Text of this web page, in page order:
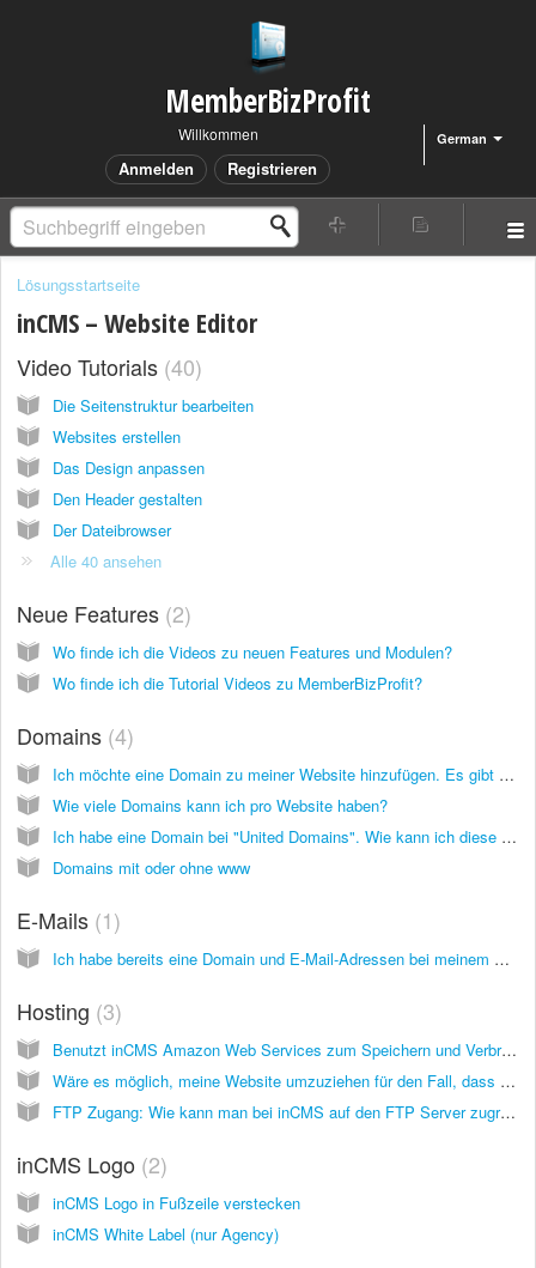
MemberBizProfit
German
Willkommen
Anmelden Registrieren
Lösungsstartseite
inCMS – Website Editor
Video Tutorials 40
Die Seitenstruktur bearbeiten
Websites erstellen
Das Design anpassen
Den Header gestalten
Der Dateibrowser
Alle 40 ansehen
Neue Features 2
Wo finde ich die Videos zu neuen Features und Modulen?
Wo finde ich die Tutorial Videos zu MemberBizProfit?
Domains 4
Ich möchte eine Domain zu meiner Website hinzufügen. Es gibt vier Möglichkeiten. Welche soll ich wählen?
Wie viele Domains kann ich pro Website haben?
Ich habe eine Domain bei "United Domains". Wie kann ich diese mit externen Nameservern zu meiner inCMS Seite hinzufügen?
Domains mit oder ohne www
E-Mails 1
Ich habe bereits eine Domain und E-Mail-Adressen bei meinem Hoster. Kann ich den E-Mail-Service von meinem Hoster weiter nutzen?
Hosting 3
Benutzt inCMS Amazon Web Services zum Speichern und Verbreiten der Webseiten? Kann meine Website hohem Traffic standhalten, ohne zu crashen?
Wäre es möglich, meine Website umzuziehen für den Fall, dass es SwissMadeMarketing eines Tages nicht mehr geben sollte?
FTP Zugang: Wie kann man bei inCMS auf den FTP Server zugreifen um Dateien hochzuladen, auf die man dann aus dem Inter zugreifen kann?
inCMS Logo 2
inCMS Logo in Fußzeile verstecken
inCMS White Label (nur Agency)